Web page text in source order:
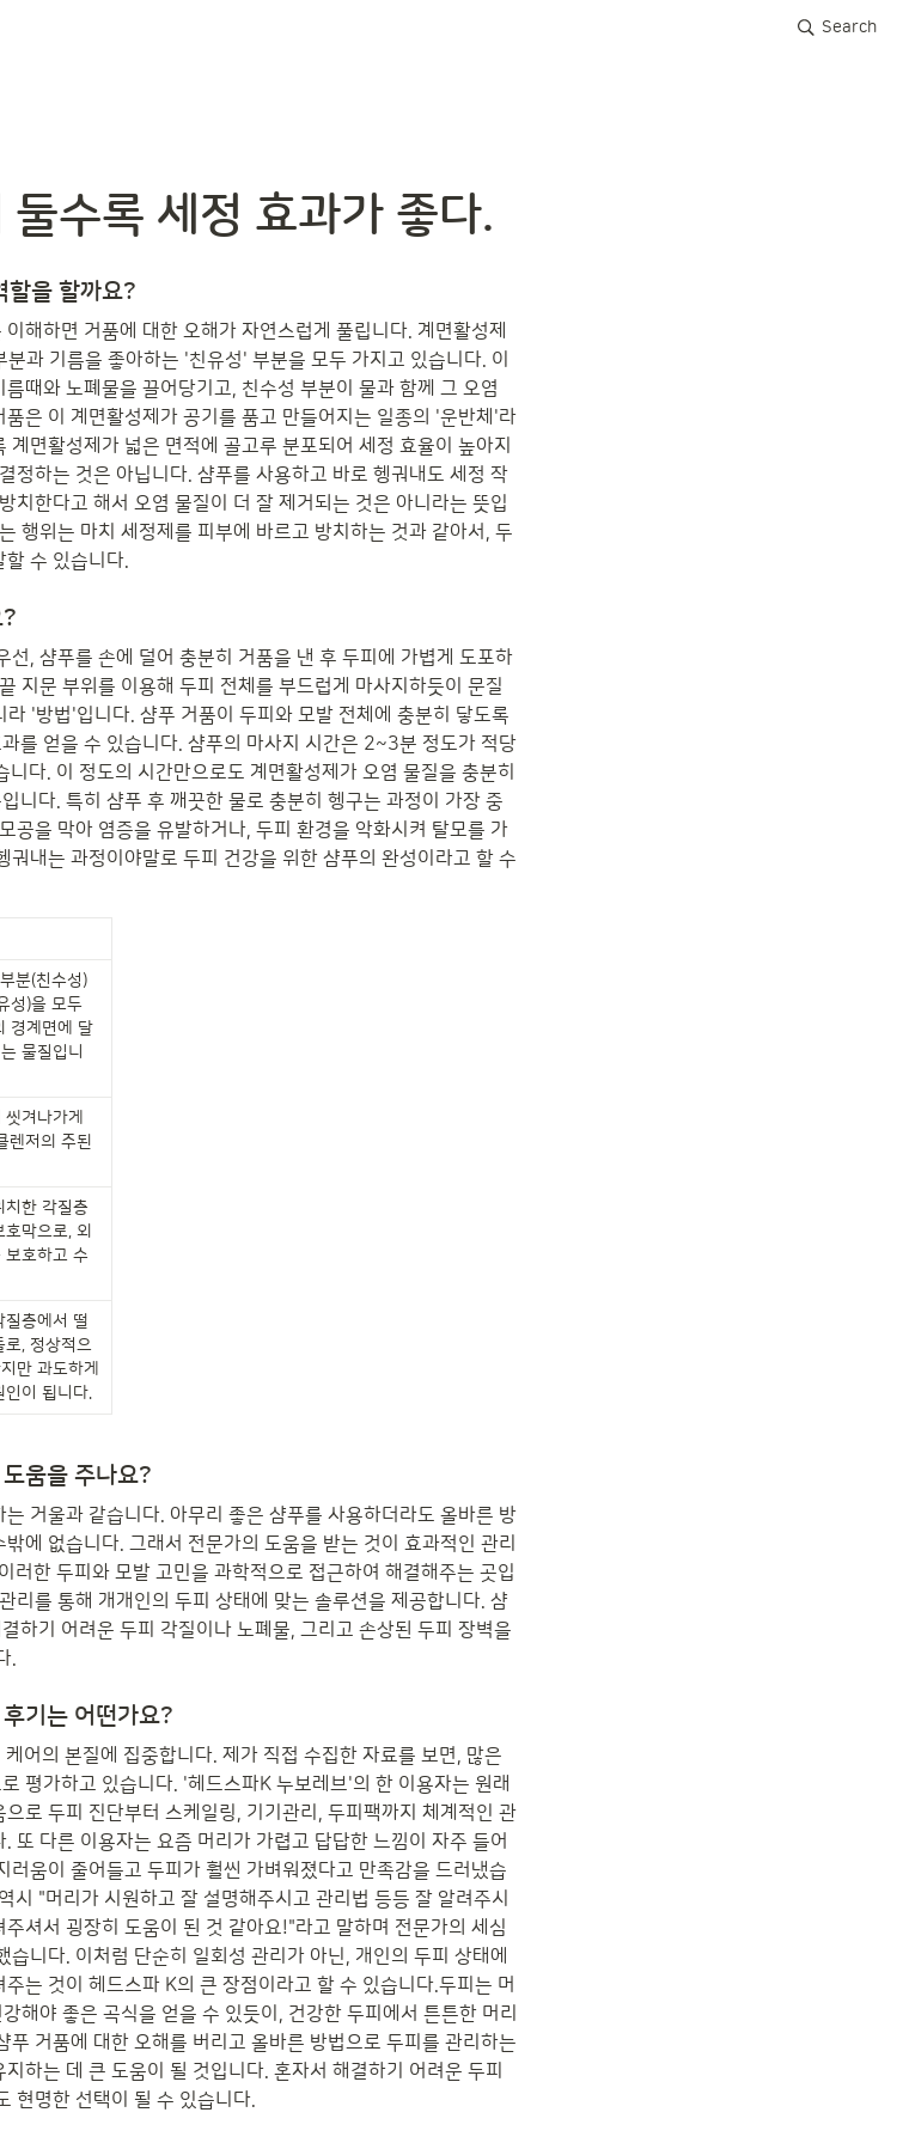
Search
수록 세정 효과가 좋다.
할을 할까요?
해하면 거품에 대한 오해가 자연스럽게 풀립니다. 계면활성제
과 기름을 좋아하는 '친유성' 부분을 모두 가지고 있습니다. 이
때와 노폐물을 끌어당기고, 친수성 부분이 물과 함께 그 오염
은 이 계면활성제가 공기를 품고 만들어지는 일종의 '운반체'라
면활성제가 넓은 면적에 골고루 분포되어 세정 효율이 높아지
정하는 것은 아닙니다. 샴푸를 사용하고 바로 헹궈내도 세정 작
치한다고 해서 오염 물질이 더 잘 제거되는 것은 아니라는 뜻입
행위는 마치 세정제를 피부에 바르고 방치하는 것과 같아서, 두
할 수 있습니다.
선, 샴푸를 손에 덜어 충분히 거품을 낸 후 두피에 가볍게 도포하
지문 부위를 이용해 두피 전체를 부드럽게 마사지하듯이 문질
'방법'입니다. 샴푸 거품이 두피와 모발 전체에 충분히 닿도록
를 얻을 수 있습니다. 샴푸의 마사지 시간은 2~3분 정도가 적당
다. 이 정도의 시간만으로도 계면활성제가 오염 물질을 충분히
니다. 특히 샴푸 후 깨끗한 물로 충분히 헹구는 과정이 가장 중
공을 막아 염증을 유발하거나, 두피 환경을 악화시켜 탈모를 가
궈내는 과정이야말로 두피 건강을 위한 샴푸의 완성이라고 할 수
분(친수성)
성)을 모두
경계면에 달
물질입니
겨나가게
렌저의 주된
치한 각질층
막으로, 외
보호하고 수
층에서 떨
로, 정상적으
만 과도하게
인이 됩니다.
움을 주나요?
거울과 같습니다. 아무리 좋은 샴푸를 사용하더라도 올바른 방
에 없습니다. 그래서 전문가의 도움을 받는 것이 효과적인 관리
러한 두피와 모발 고민을 과학적으로 접근하여 해결해주는 곳입
리를 통해 개개인의 두피 상태에 맞는 솔루션을 제공합니다. 샴
하기 어려운 두피 각질이나 노폐물, 그리고 손상된 두피 장벽을
.
기는 어떤가요?
어의 본질에 집중합니다. 제가 직접 수집한 자료를 보면, 많은
평가하고 있습니다. '헤드스파K 누보레브'의 한 이용자는 원래
로 두피 진단부터 스케일링, 기기관리, 두피팩까지 체계적인 관
또 다른 이용자는 요즘 머리가 가렵고 답답한 느낌이 자주 들어
러움이 줄어들고 두피가 훨씬 가벼워졌다고 만족감을 드러냈습
시 "머리가 시원하고 잘 설명해주시고 관리법 등등 잘 알려주시
셔서 굉장히 도움이 된 것 같아요!"라고 말하며 전문가의 세심
니다. 이처럼 단순히 일회성 관리가 아닌, 개인의 두피 상태에
는 것이 헤드스파 K의 큰 장점이라고 할 수 있습니다.두피는 머
해야 좋은 곡식을 얻을 수 있듯이, 건강한 두피에서 튼튼한 머리
푸 거품에 대한 오해를 버리고 올바른 방법으로 두피를 관리하는
하는 데 큰 도움이 될 것입니다. 혼자서 해결하기 어려운 두피
현명한 선택이 될 수 있습니다.